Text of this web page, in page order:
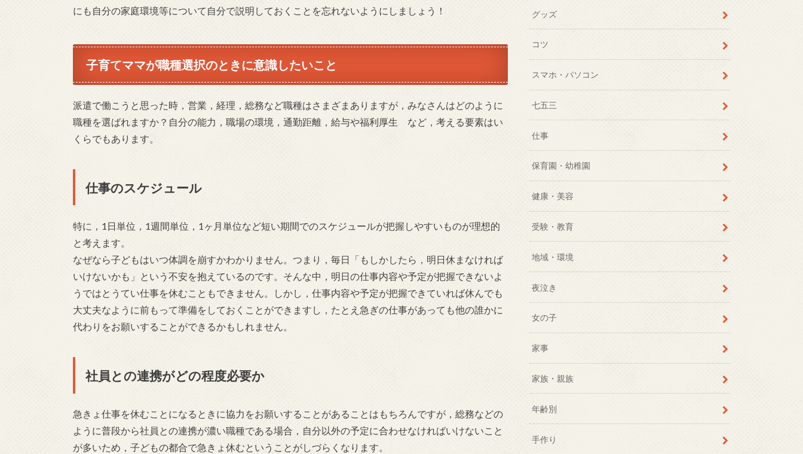
にも自分の家庭環境等について自分で説明しておくことを忘れないようにしましょう！
子育てママが職種選択のときに意識したいこと
派遣で働こうと思った時，営業，経理，総務など職種はさまざまありますが，みなさんはどのように
職種を選ばれますか？自分の能力，職場の環境，通勤距離，給与や福利厚生 など，考える要素はい
くらでもあります。
仕事のスケジュール
特に，1日単位，1週間単位，1ヶ月単位など短い期間でのスケジュールが把握しやすいものが理想的
と考えます。
なぜなら子どもはいつ体調を崩すかわかりません。つまり，毎日「もしかしたら，明日休まなければ
いけないかも」という不安を抱えているのです。そんな中，明日の仕事内容や予定が把握できないよ
うではとうてい仕事を休むこともできません。しかし，仕事内容や予定が把握できていれば休んでも
大丈夫なように前もって準備をしておくことができますし，たとえ急ぎの仕事があっても他の誰かに
代わりをお願いすることができるかもしれません。
社員との連携がどの程度必要か
急きょ仕事を休むことになるときに協力をお願いすることがあることはもちろんですが，総務などの
ように普段から社員との連携が濃い職種である場合，自分以外の予定に合わせなければいけないこと
が多いため，子どもの都合で急きょ休むということがしづらくなります。
グッズ
コツ
スマホ・パソコン
七五三
仕事
保育園・幼稚園
健康・美容
受験・教育
地域・環境
夜泣き
女の子
家事
家族・親族
年齢別
手作り